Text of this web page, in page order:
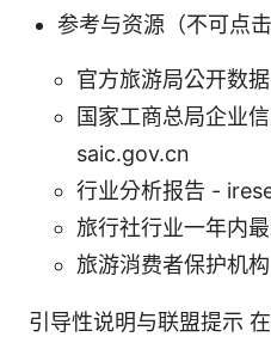
参考与资源（不可点击
官方旅游局公开数
国家工商总局企业
saic.gov.cn
行业分析报告 -
旅行社行业一年内
旅游消费者保护机
引导性说明与联盟提示